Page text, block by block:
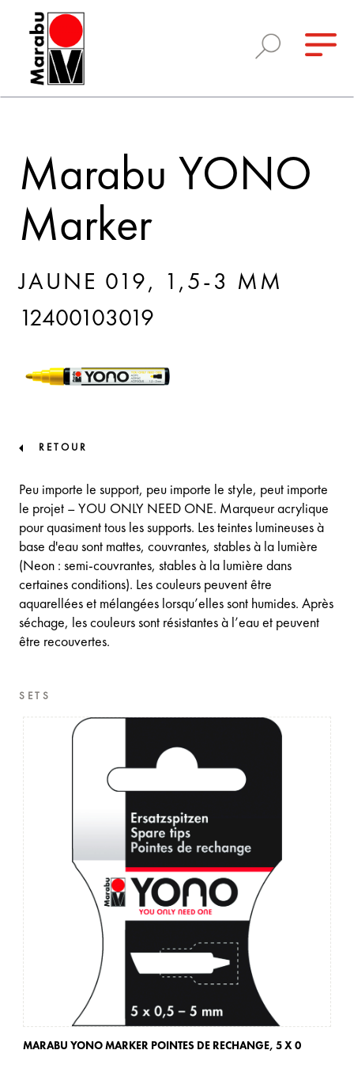
Marabu YONO
Marker
JAUNE 019, 1,5-3 MM
12400103019
RETOUR
Peu importe le support, peu importe le style, peut importe
le projet – YOU ONLY NEED ONE. Marqueur acrylique
pour quasiment tous les supports. Les teintes lumineuses à
base d'eau sont mattes, couvrantes, stables à la lumière
(Neon : semi-couvrantes, stables à la lumière dans
certaines conditions). Les couleurs peuvent être
aquarellées et mélangées lorsqu’elles sont humides. Après
séchage, les couleurs sont résistantes à l’eau et peuvent
être recouvertes.
SETS
MARABU YONO MARKER POINTES DE RECHANGE, 5 X 0